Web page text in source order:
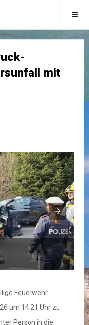
mit
Feuerwehr
um 14:21 Uhr zu
Person in die